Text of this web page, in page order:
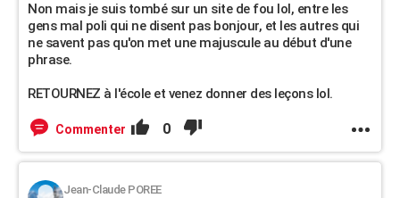
Non mais je suis tombé sur un site de fou lol, entre les
gens mal poli qui ne disent pas bonjour, et les autres qui
ne savent pas qu'on met une majuscule au début d'une
phrase.
RETOURNEZ à l'école et venez donner des leçons lol.
Commenter 0
Jean-Claude POREE